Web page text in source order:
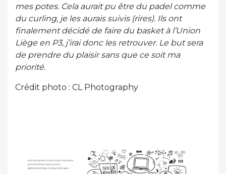
mes potes. Cela aurait pu être du padel comme
du curling, je les aurais suivis (rires). Ils ont
finalement décidé de faire du basket à l’Union
Liège en P3, j’irai donc les retrouver. Le but sera
de prendre du plaisir sans que ce soit ma
priorité.
Crédit photo : CL Photography